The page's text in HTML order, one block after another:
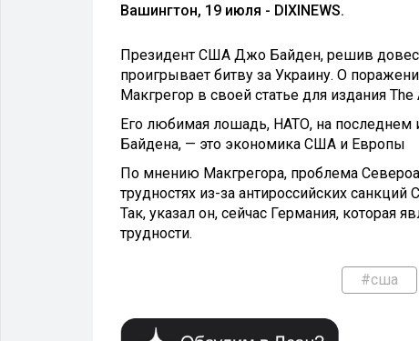
Вашингтон, 19 июля - DIXINEWS.
Президент США Джо Байден, решив
проигрывает битву за Украину. О
Макгрегор в своей статье для издания The
Его любимая лошадь, НАТО, на последнем
Байдена, — это экономика США и Европы
По мнению Макгрегора, проблема
трудностях из-за антироссийских
Так, указал он, сейчас Германия, которая
трудности.
#сша